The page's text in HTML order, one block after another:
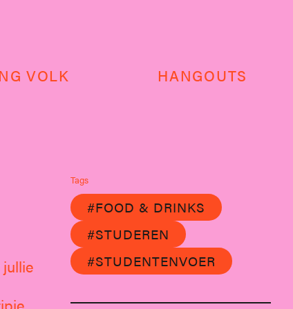
VOLK HANGOUTS
Tags
#FOOD & DRINKS
#STUDEREN
#STUDENTENVOER